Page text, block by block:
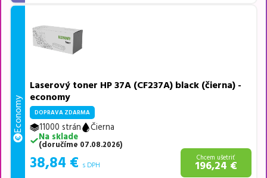
Economy
Laserový toner HP 37A (CF237A) black (čierna) -
economy
DOPRAVA ZDARMA
11000 strán
Čierna
Na sklade
(doručíme 07.08.2026)
38,84 € s DPH
Chcem ušetriť
196,24 €